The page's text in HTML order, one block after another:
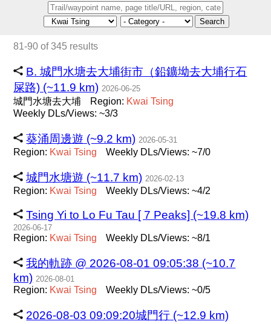
Search
81-90 of 345 results
B. 城門水塘去大埔街市（鉛鑛坳去大埔行石
屎路) (~11.9 km) 2026-06-25
城門水塘去大埔 Region: Kwai Tsing
Weekly DLs/Views: ~3/3
葵涌周邊遊 (~9.2 km) 2026-05-31
Region: Kwai Tsing Weekly DLs/Views: ~7/0
城門水塘遊 (~11.7 km) 2026-02-13
Region: Kwai Tsing Weekly DLs/Views: ~4/2
Tsing Yi to Lo Fu Tau [ 7 Peaks] (~19.8 km)
2026-06-17
Region: Kwai Tsing Weekly DLs/Views: ~8/1
我的軌跡 @ 2026-08-01 09:05:38 (~10.7
km) 2026-08-01
Region: Kwai Tsing Weekly DLs/Views: ~0/5
2026-08-03 09:09:20城門行 (~12.9 km)